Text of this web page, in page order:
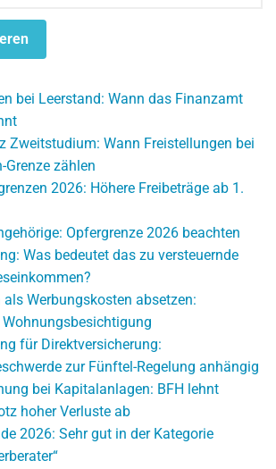
bei Leerstand: Wann das Finanzamt
Zweitstudium: Wann Freistellungen bei
Grenze zählen
2026: Höhere Freibeträge ab 1.
Opfergrenze 2026 beachten
Was bedeutet das zu versteuernde
Werbungskosten absetzen:
für Direktversicherung:
zur Fünftel-Regelung anhängig
bei Kapitalanlagen: BFH lehnt
hoher Verluste ab
2026: Sehr gut in der Kategorie